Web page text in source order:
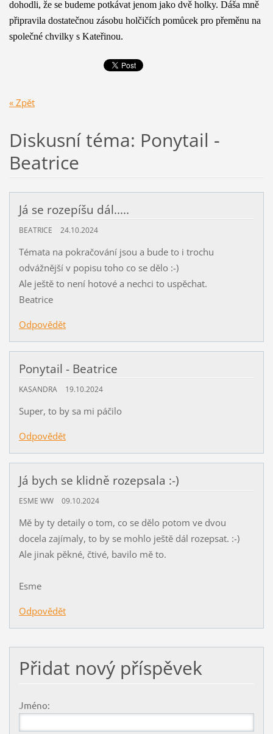
dohodli, že se budeme potkávat jenom jako dvě holky. Dáša mně
připravila dostatečnou zásobu holčičích pomůcek pro přeměnu na
společné chvilky s Kateřinou.
« Zpět
Diskusní téma: Ponytail -
Beatrice
Já se rozepíšu dál.....
BEATRICE 24.10.2024
Témata na pokračování jsou a bude to i trochu
odvážnější v popisu toho co se dělo :-)
Ale ještě to není hotové a nechci to uspěchat.
Beatrice
Odpovědět
Ponytail - Beatrice
KASANDRA 19.10.2024
Super, to by sa mi páčilo
Odpovědět
Já bych se klidně rozepsala :-)
ESME WW 09.10.2024
Mě by ty detaily o tom, co se dělo potom ve dvou
docela zajímaly, to by se mohlo ještě dál rozepsat. :-)
Ale jinak pěkné, čtivé, bavilo mě to.
Esme
Odpovědět
Přidat nový příspěvek
Jméno: